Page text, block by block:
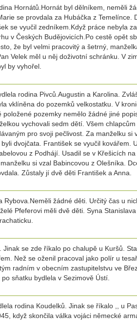
Hornátů.Hornát byl dělníkem, neměli
se provdala za Hubáčka z
se vyučil zedníkem.Když práce nebyla
v Českých Budějovicích.Po cestě opět
že byl velmi pracovitý a šetrný,
Velek měl u něj doživotní schránku. V
by vyhořel.
rodina Pivců.Augustin a Karolina.
vklíněna do pozemků velkostatku. V
položené pozemky nemělo žádné jiné
vychovali sedm dětí. Všem
pro svoji pečlivost. Za manželku
dvojčata. František se vyučil
z Podhájí. Usadil se v Křešicích
si vzal Babincovou z Olešníka.
Zůstaly jí dvě děti František a Anna.
Rybova.Neměli žádné děti. Určitý čas u
Pfeferovi měli dvě děti. Syna
Jinak se zde říkalo po chalupě u Kuršů.
Než se oženil pracoval jako polír u
radním v obecním zastupitelstvu ve
sňatku bydlela v Sezimově Ústí.
rodina Koudelků. Jinak se říkalo ,, u
když skončila válka vojáci německé